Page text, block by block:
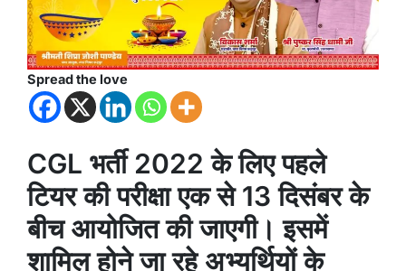
Spread the love
CGL भर्ती 2022 के लिए पहले
टियर की परीक्षा एक से 13 दिसंबर के
बीच आयोजित की जाएगी। इसमें
शामिल होने जा रहे अभ्यर्थियों के